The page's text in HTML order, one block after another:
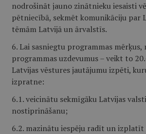
nodrošināt jauno zinātnieku iesaisti
pētniecībā, sekmēt komunikāciju par
tēmām Latvijā un ārvalstīs.
6. Lai sasniegtu programmas
programmas uzdevumus – veikt to
Latvijas vēstures jautājumu izpēti,
izpratne:
6.1. veicinātu sekmīgāku Latvijas
nostiprināšanu;
6.2. mazinātu iespēju radīt un